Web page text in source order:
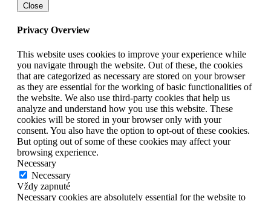
Close
Privacy Overview
This website uses cookies to improve your experience while
you navigate through the website. Out of these, the cookies
that are categorized as necessary are stored on your browser
as they are essential for the working of basic functionalities of
the website. We also use third-party cookies that help us
analyze and understand how you use this website. These
cookies will be stored in your browser only with your
consent. You also have the option to opt-out of these cookies.
But opting out of some of these cookies may affect your
browsing experience.
Necessary
Necessary
Vždy zapnuté
Necessary cookies are absolutely essential for the website to